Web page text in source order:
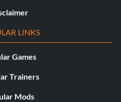
LINKS
Games
Trainers
Mods